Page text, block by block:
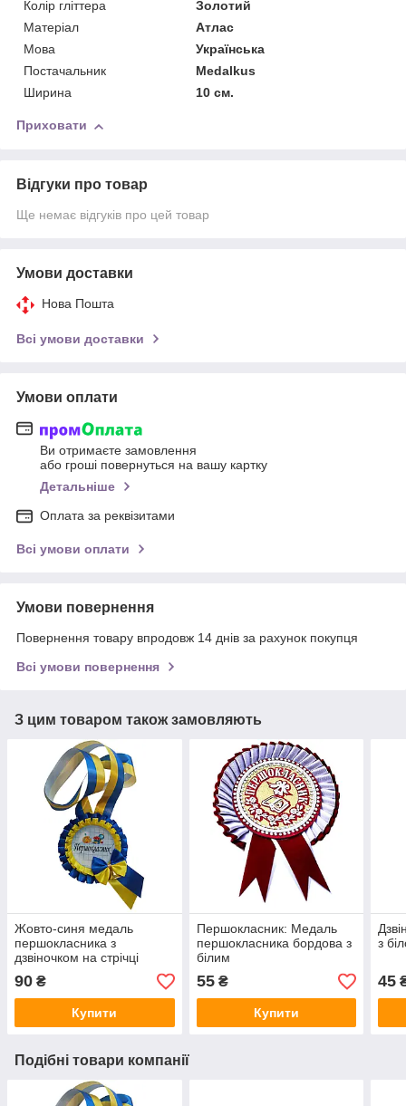
Колір гліттера
Золотий
Матерiал
Атлас
Мова
Українська
Постачальник
Medalkus
Ширина
10 см.
Приховати
Відгуки про товар
Ще немає відгуків про цей товар
Умови доставки
Нова Пошта
Всі умови доставки
Умови оплати
Ви отримаєте замовлення
або гроші повернуться на вашу картку
Детальніше
Оплата за реквізитами
Всі умови оплати
Умови повернення
Повернення товару впродовж 14 днів за рахунок покупця
Всі умови повернення
З цим товаром також замовляють
Жовто-синя медаль
першокласника з
дзвіночком на стрічці
90 ₴
Купити
Першокласник: Медаль
першокласника бордова з
білим
55₴
Купити
з
45
Подібні товари компанії